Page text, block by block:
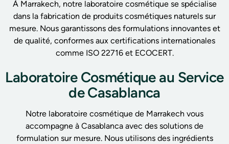
À Marrakech, notre laboratoire cosmétique se spécialise
dans la fabrication de produits cosmétiques naturels sur
mesure. Nous garantissons des formulations innovantes et
de qualité, conformes aux certifications internationales
comme ISO 22716 et ECOCERT.
Laboratoire Cosmétique au Service
de Casablanca
Notre laboratoire cosmétique de Marrakech vous
accompagne à Casablanca avec des solutions de
formulation sur mesure. Nous utilisons des ingrédients